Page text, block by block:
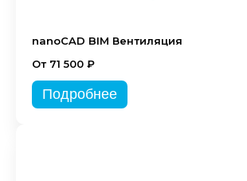
nanoCAD BIM Вентиляция
От 71 500 ₽
Подробнее